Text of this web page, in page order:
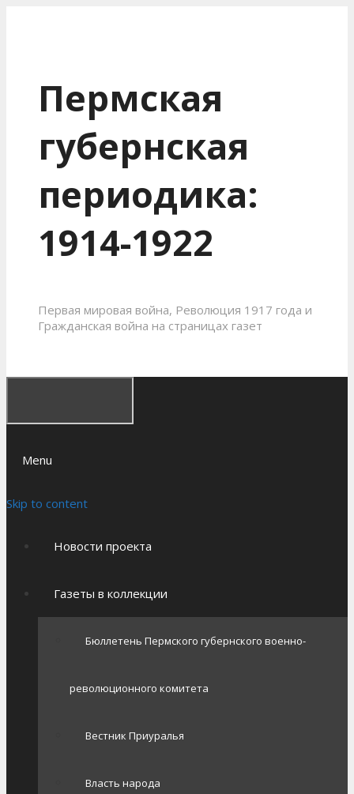
Пермская
губернская
периодика:
1914-1922
Первая мировая война, Революция 1917 года и
Гражданская война на страницах газет
Menu
Skip to content
Новости проекта
Газеты в коллекции
Бюллетень Пермского губернского военно-
революционного комитета
Вестник Приуралья
Власть народа